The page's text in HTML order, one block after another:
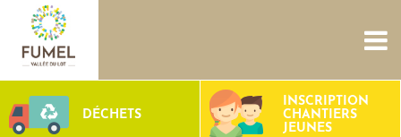
CULTURE PATRIMOINE SITES AQUATIQUES TOURISME
DÉCHETS
INSCRIPTION
CHANTIERS
JEUNES